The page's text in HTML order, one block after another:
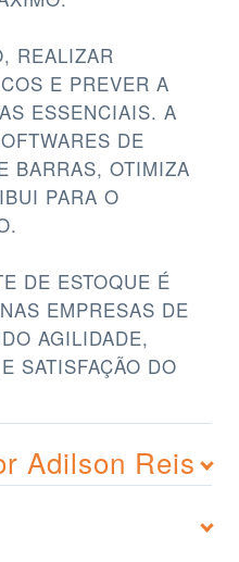
REALIZAR
E PREVER A
ESSENCIAIS. A
DE
BARRAS, OTIMIZA
PARA O
DE ESTOQUE É
EMPRESAS DE
AGILIDADE,
SATISFAÇÃO DO
Adilson Reis